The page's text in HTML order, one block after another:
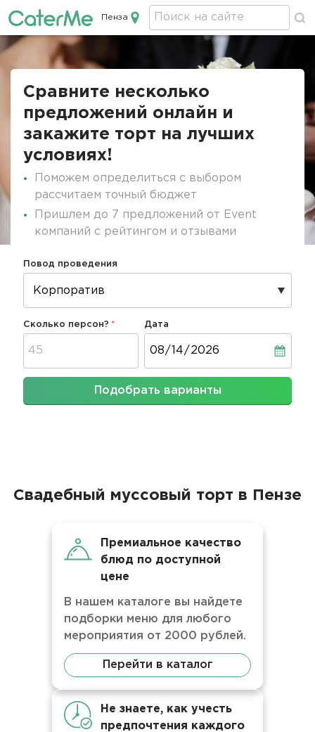
Кейтеринг в Пензе
Пенза
Сравните несколько
предложений онлайн и
закажите торт на лучших
условиях!
Поможем определиться с выбором
рассчитаем точный бюджет
Пришлем до 7 предложений от Event
компаний с рейтингом и отзывами
Повод проведения
Сколько персон? Дата
Подобрать варианты
Свадебный муссовый торт в Пензе
Премиальное качество
блюд по доступной
цене
В нашем каталоге вы найдете
подборки меню для любого
мероприятия от 2000 рублей.
Перейти в каталог
Не знаете, как учесть
предпочтения каждого